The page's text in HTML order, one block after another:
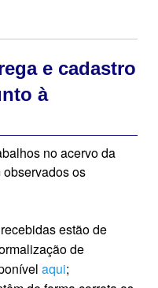
e cadastro
à
no acervo da
os
estão de
de
aqui;